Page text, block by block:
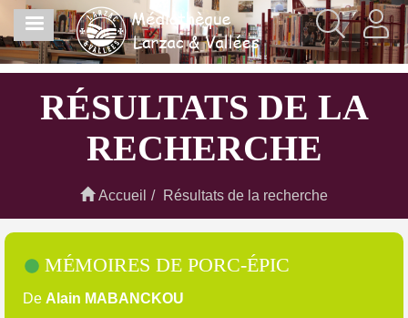
Aller
contenu
principal
MENU
RÉSULTATS DE LA
RECHERCHE
Accueil Résultats de la recherche
MÉMOIRES DE PORC-ÉPIC
De Alain MABANCKOU